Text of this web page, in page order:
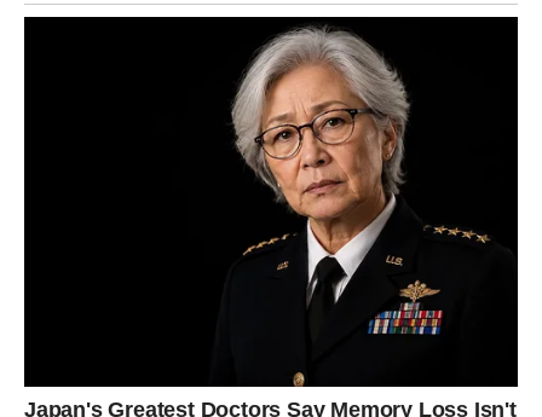
OVAN – NAGRADA POSLE
Ovan je znak koji nikada ne odustaje. Kada voli – voli
hrabro. Kada radi – radi punim gasom. Kada pati – pati u
tišini, ali retko to pokazuje. U proteklom periodu Ovnovi
preispitaju svoje izbore.